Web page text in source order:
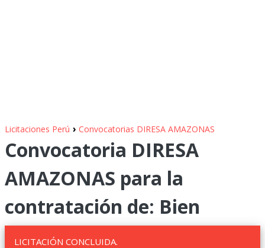
Licitaciones Perú › Convocatorias DIRESA AMAZONAS
Convocatoria DIRESA
AMAZONAS para la
contratación de: Bien
LICITACIÓN CONCLUIDA.